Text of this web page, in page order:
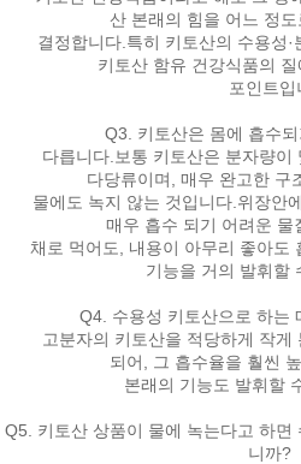
산 본래의 힘을 어느 정
결정합니다.특히 키토산의 수용성·
키토산 함유 건강식품의
포인트입
Q3. 키토산은 몸에 흡수
다릅니다.보통 키토산은 분자량이
다당류이며, 매우 완고한 구
물에도 녹지 않는 것입니다.위장안
매우 흡수 되기 어려운 물
채로 먹어도, 내용이 아무리 좋아도
기능을 거의 발휘할
Q4. 수용성 키토산으로 하는
고분자의 키토산을 적당하게 작게
되어, 그 흡수율을 훨씬
본래의 기능도 발휘할
Q5. 키토산 상품이 물에 녹는다고 하면
니까?